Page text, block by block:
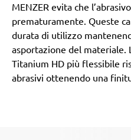
MENZER evita che
prematuramente. Queste
durata di utilizzo
asportazione del materiale.
Titanium HD più flessibile
abrasivi ottenendo una